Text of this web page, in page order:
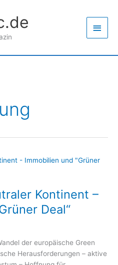
Kontinent –
Deal“
der europäische Green
Herausforderungen – aktive